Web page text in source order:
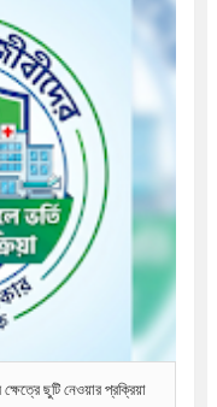
ছুটি নেওয়ার প্রক্রিয়া